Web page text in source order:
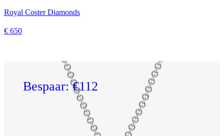
Royal Coster Diamonds
€ 650
Bespaar: €112